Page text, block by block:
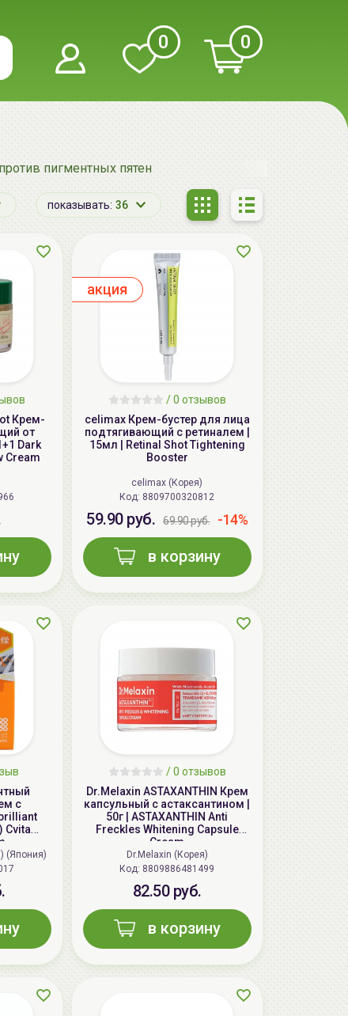
0 0
пигментных пятен
показывать: 36
Крем-
от
Dark
Cream
/0 отзывов
celimax Крем-бустер для лица
подтягивающий с ретиналем |
15мл | Retinal Shot Tightening
Booster
celimax (Корея)
Код: 8809700320812
59.90 руб. 69.90 руб. -14%
в корзину
aкция
с
Cvita
(Япония)
/0 отзывов
Dr.Melaxin ASTAXANTHIN Крем
капсульный с астаксантином |
50г | ASTAXANTHIN Anti
Freckles Whitening Capsule
Cream
Dr.Melaxin (Корея)
Код: 8809886481499
82.50 руб.
в корзину